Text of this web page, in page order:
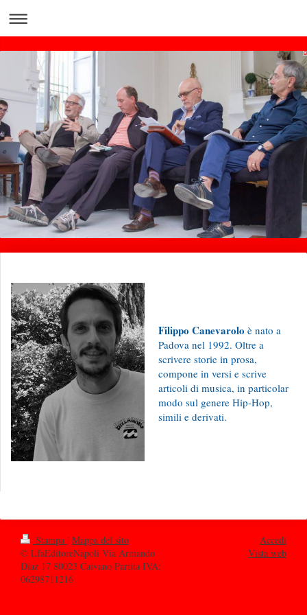
Filippo Canevarolo è nato a
Padova nel 1992. Oltre a
scrivere storie in prosa,
compone in versi e scrive
articoli di musica, in particolar
modo sul genere Hip-Hop,
simili e derivati.
Stampa | Mappa del sito
© LfaEditoreNapoli Via Armando
Diaz 17 80023 Caivano Partita IVA:
06298711216
Accedi
Vista web